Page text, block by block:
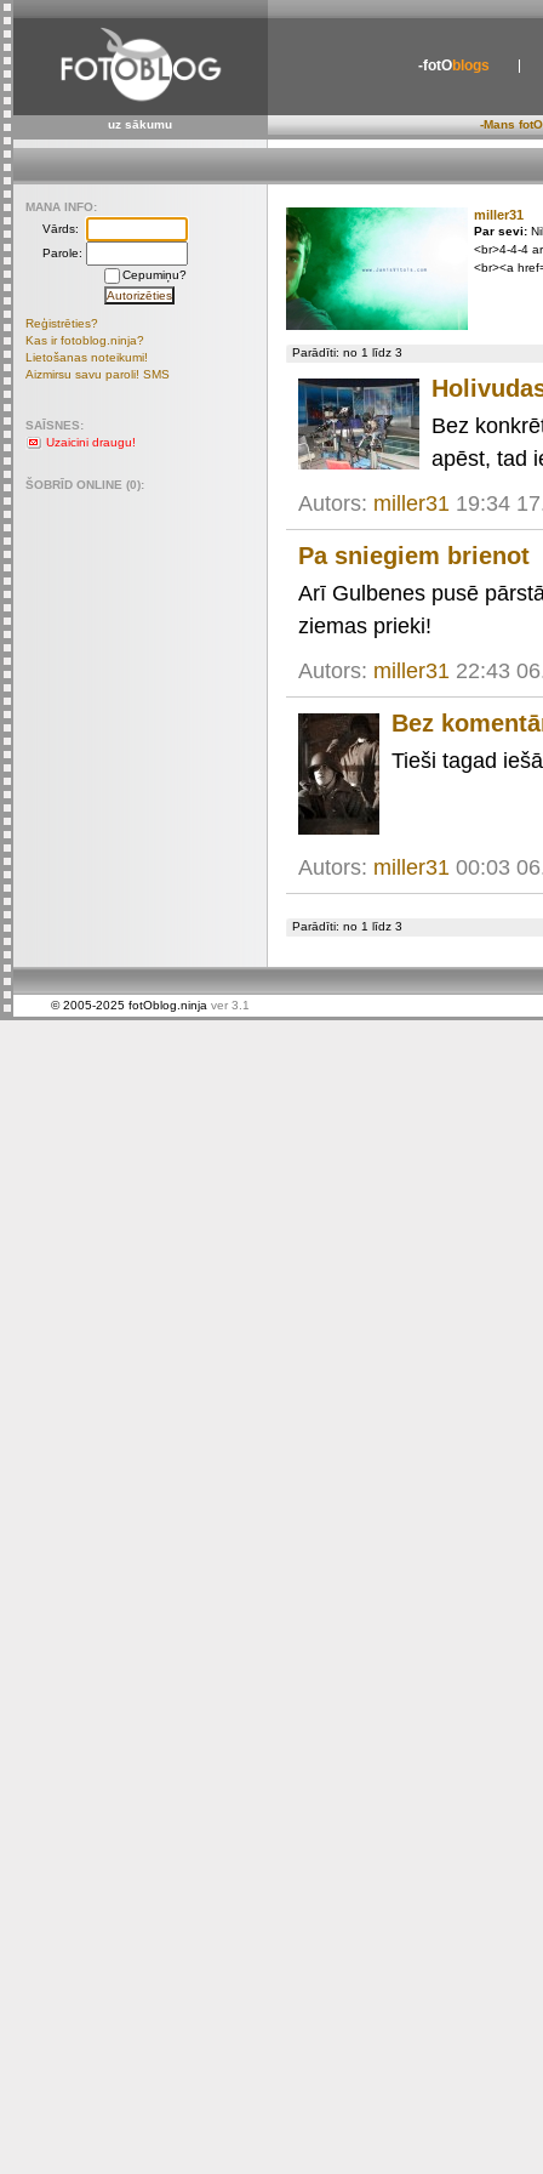
-fotOblogs
uz sākumu -Mans
miller31
Par sevi:
<br>4-4-4
<br><a
Parādīti: no 1 līdz 3
Bez
apēst, tad
Autors: miller31 19:34
Pa sniegiem brienot
Arī Gulbenes pusē
ziemas prieki!
Autors: miller31 22:43
Bez
Tieši tagad
Autors: miller31 00:03
Parādīti: no 1 līdz 3
MANA INFO:
Vārds:
Parole:
Cepumiņu?
Reģistrēties?
Kas ir fotoblog.ninja?
Lietošanas noteikumi!
Aizmirsu savu paroli! SMS
SAĪSNES:
Uzaicini draugu!
ŠOBRĪD ONLINE (0):
© 2005-2025 fotOblog.ninja ver 3.1